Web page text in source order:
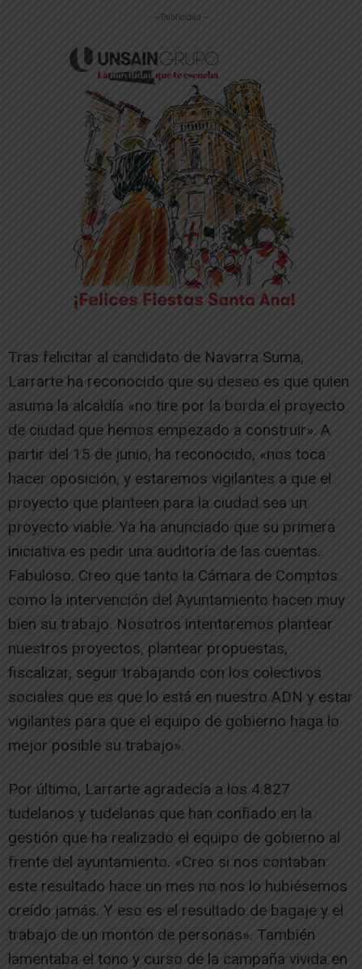
-- Publicidad --
Tras felicitar al candidato de Navarra Suma,
Larrarte ha reconocido que su deseo es que quien
asuma la alcaldía «no tire por la borda el proyecto
de ciudad que hemos empezado a construir». A
partir del 15 de junio, ha reconocido, «nos toca
hacer oposición, y estaremos vigilantes a que el
proyecto que planteen para la ciudad sea un
proyecto viable. Ya ha anunciado que su primera
iniciativa es pedir una auditoría de las cuentas.
Fabuloso. Creo que tanto la Cámara de Comptos
como la intervención del Ayuntamiento hacen muy
bien su trabajo. Nosotros intentaremos plantear
nuestros proyectos, plantear propuestas,
fiscalizar, seguir trabajando con los colectivos
sociales que es que lo está en nuestro ADN y estar
vigilantes para que el equipo de gobierno haga lo
mejor posible su trabajo».
Por último, Larrarte agradecía a los 4.827
tudelanos y tudelanas que han confiado en la
gestión que ha realizado el equipo de gobierno al
frente del ayuntamiento. «Creo si nos contaban
este resultado hace un mes no nos lo hubiésemos
creído jamás. Y eso es el resultado de bagaje y el
trabajo de un montón de personas». También
lamentaba el tono y curso de la campaña vivida en